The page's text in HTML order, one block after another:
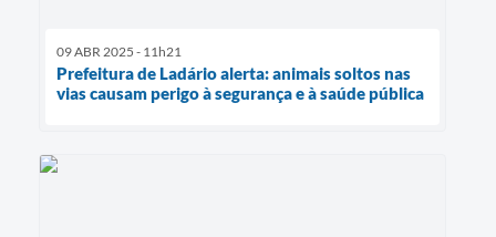
09 ABR 2025 - 11h21
Prefeitura de Ladário alerta: animais soltos nas
vias causam perigo à segurança e à saúde pública